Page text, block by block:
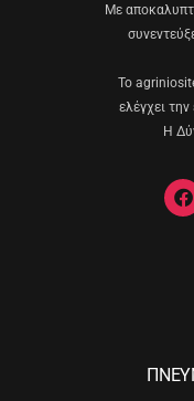
Με
Το
ελέγχει
Η